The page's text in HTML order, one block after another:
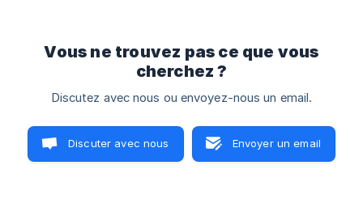
Vous ne trouvez pas ce que vous
cherchez ?
Discutez avec nous ou envoyez-nous un email.
Discuter avec nous Envoyer un email